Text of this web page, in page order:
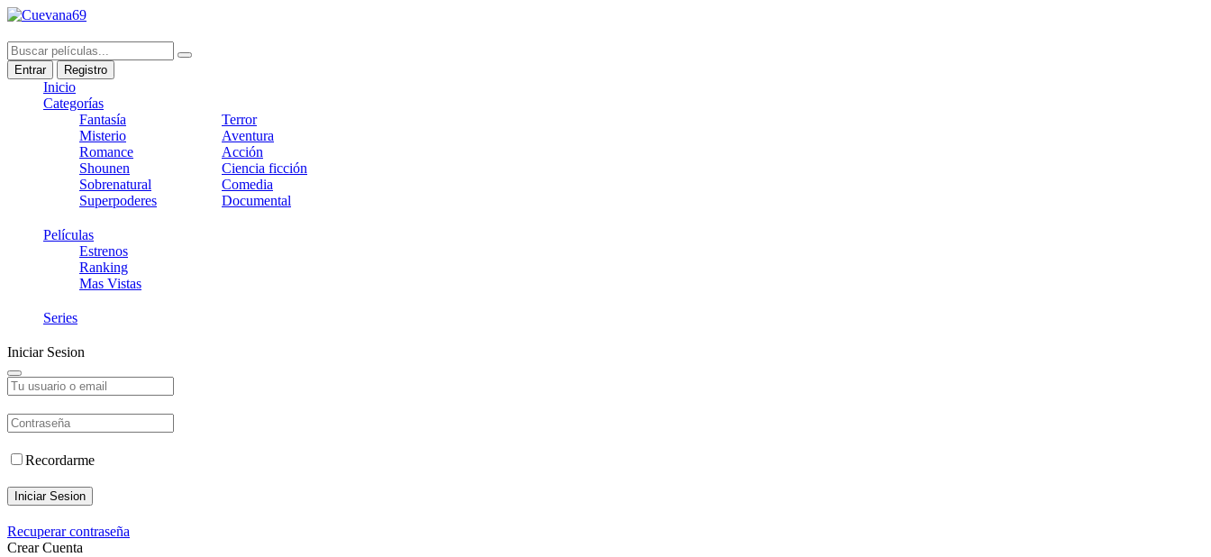
Entrar Registro
Inicio
Categorías
Fantasía
Misterio
Romance
Shounen
Sobrenatural
Superpoderes
Terror
Aventura
Acción
Ciencia ficción
Comedia
Documental
Películas
Estrenos
Ranking
Mas Vistas
Series
Iniciar Sesion
Recordarme
Iniciar Sesion
Recuperar contraseña
Crear Cuenta